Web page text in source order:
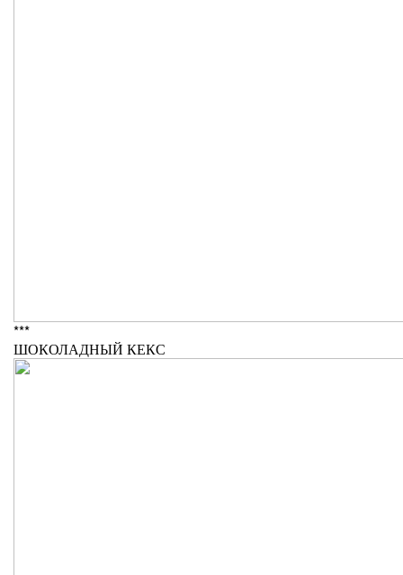
***
ШОКОЛАДНЫЙ КЕКС